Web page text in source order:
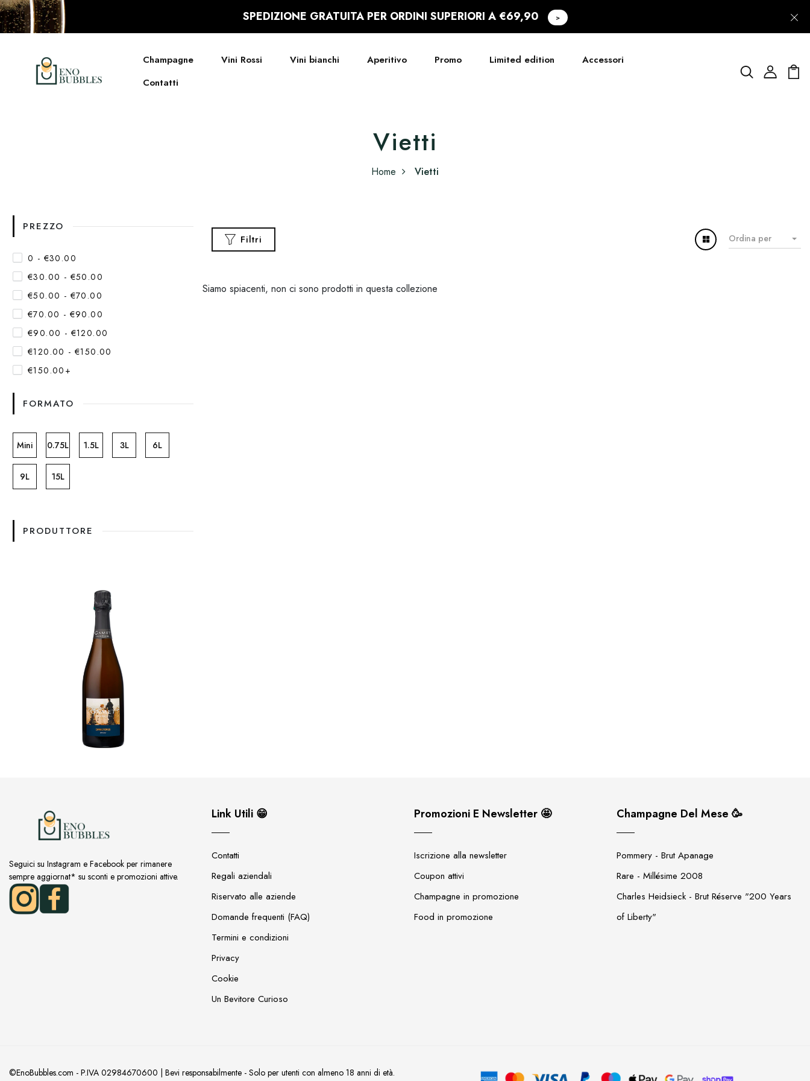
SPEDIZIONE GRATUITA PER ORDINI SUPERIORI A €69,90 >
Champagne Vini Rossi Vini bianchi Aperitivo Promo Limited edition
Accessori
Contatti
Vietti
Home Vietti
PREZZO
0 - €30.00
€30.00 - €50.00
€50.00 - €70.00
€70.00 - €90.00
€90.00 - €120.00
€120.00 - €150.00
€150.00+
FORMATO
Mini 0.75L 1.5L 3L 6L
9L 15L
PRODUTTORE
Filtri Ordina per
Siamo spiacenti, non ci sono prodotti in questa collezione
Seguici su Instagram e Facebook per rimanere
sempre aggiornat* su sconti e promozioni attive.
Link Utili 😁
Contatti
Regali aziendali
Riservato alle aziende
Domande frequenti (FAQ)
Termini e condizioni
Privacy
Cookie
Un Bevitore Curioso
Promozioni E Newsletter 🤩
Iscrizione alla newsletter
Coupon attivi
Champagne in promozione
Food in promozione
Champagne Del Mese 🥳
Pommery - Brut Apanage
Rare - Millésime 2008
Charles Heidsieck - Brut Réserve "200 Years
of Liberty"
©EnoBubbles.com - P.IVA 02984670600 | Bevi responsabilmente - Solo per utenti con almeno 18 anni di età.